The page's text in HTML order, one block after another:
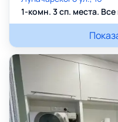
1-комн. 3 сп. места.